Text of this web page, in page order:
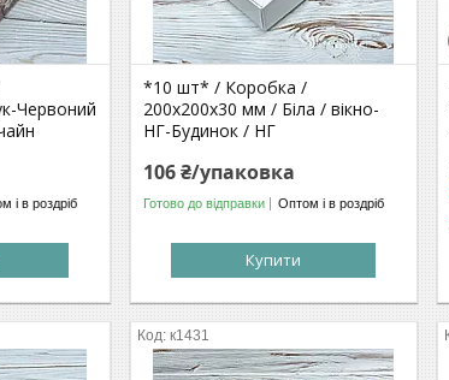
Червоний
і в роздріб
*10 шт* / Коробка /
200х200х30 мм / Біла / вікно-
НГ-Будинок / НГ
106 ₴/упаковка
Готово до відправки Оптом і в роздріб
Купити
к1431